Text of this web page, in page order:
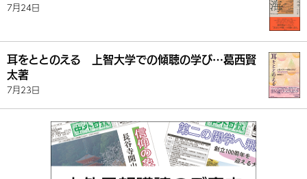
7月24日
耳をととのえる 上智大学での傾聴の学び…葛西賢
太著
7月23日